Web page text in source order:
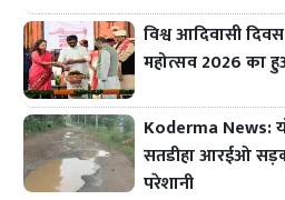
विश्व आदिवासी
महोत्सव 2026 का
Koderma News:
सतडीहा आरईओ सड़क
परेशानी